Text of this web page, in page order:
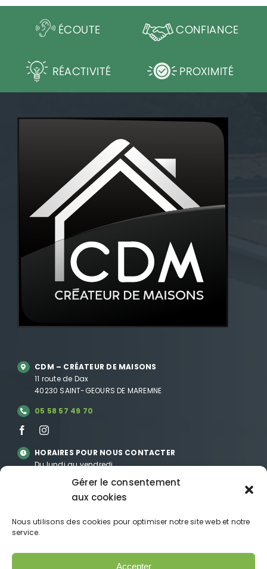
Gérer le consentement
aux cookies
Nous utilisons des cookies pour optimiser notre site web et notre
service.
Accepter
CDM – CRÉATEUR DE MAISONS
11 route de Dax
40230 SAINT-GEOURS DE MAREMNE
05 58 57 49 70
HORAIRES POUR NOUS CONTACTER
Du lundi au vendredi
09h-12h et 14h-18h
NOUS CONTACTERPAR MAIL
PARRAINAGE
POLITIQUE DE CONFIDENTIALITÉ